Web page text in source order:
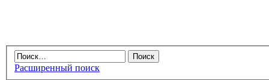
Расширенный поиск